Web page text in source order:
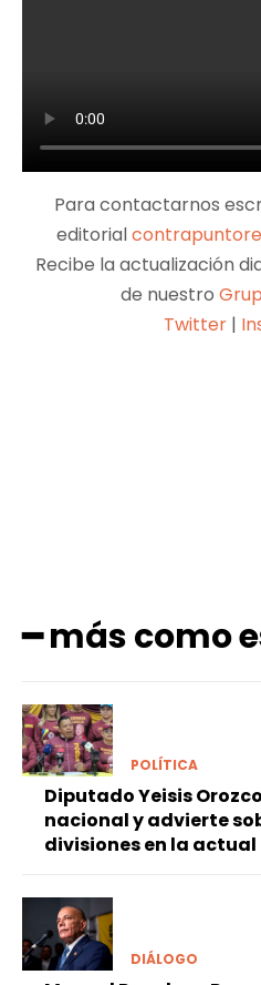
Para contactarnos
editorial
Recibe la actualización
de nuestro
Twitter |
━ más como
POLÍTICA
Diputado Yeisis
nacional y advierte
divisiones en la
DIÁLOGO